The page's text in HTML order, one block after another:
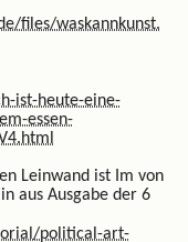
files/waskannkunst.
ist-heute-eine-
essen-
Leinwand ist Im von
aus Ausgabe der 6
political-art-